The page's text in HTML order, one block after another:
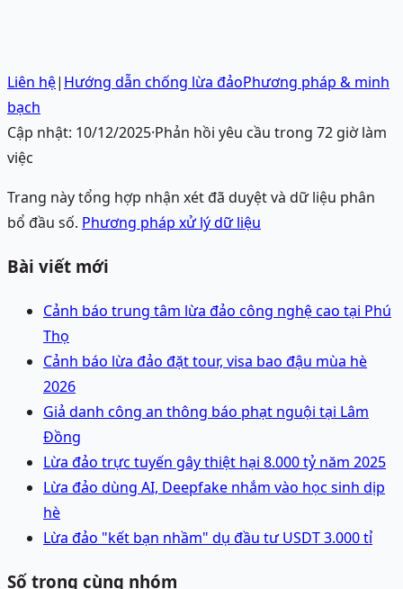
Liên hệ| Hướng dẫn chống lừa đảoPhương pháp & minh
bạch
Cập nhật: 10/12/2025·Phản hồi yêu cầu trong 72 giờ làm
việc
Trang này tổng hợp nhận xét đã duyệt và dữ liệu phân
bổ đầu số. Phương pháp xử lý dữ liệu
Bài viết mới
Cảnh báo trung tâm lừa đảo công nghệ cao tại Phú
Thọ
Cảnh báo lừa đảo đặt tour, visa bao đậu mùa hè
2026
Giả danh công an thông báo phạt nguội tại Lâm
Đồng
Lừa đảo trực tuyến gây thiệt hại 8.000 tỷ năm 2025
Lừa đảo dùng AI, Deepfake nhắm vào học sinh dịp
hè
Lừa đảo "kết bạn nhầm" dụ đầu tư USDT 3.000 tỉ
Số trong cùng nhóm